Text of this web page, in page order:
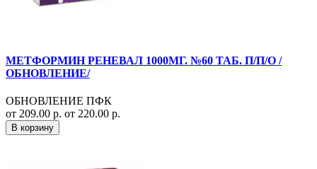
МЕТФОРМИН РЕНЕВАЛ 1000МГ. №60 ТАБ. П/П/О /
ОБНОВЛЕНИЕ/
ОБНОВЛЕНИЕ ПФК
от 209.00 р. от 220.00 р.
В корзину